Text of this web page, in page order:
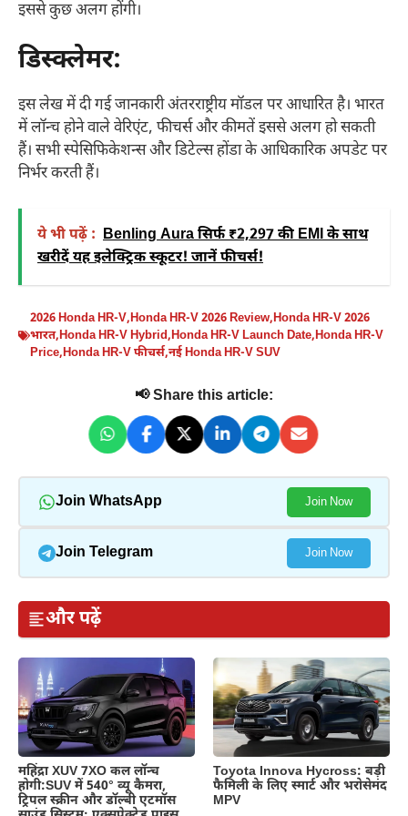
इससे कुछ अलग होंगी।
डिस्क्लेमर:
इस लेख में दी गई जानकारी अंतरराष्ट्रीय मॉडल पर आधारित है। भारत
में लॉन्च होने वाले वेरिएंट, फीचर्स और कीमतें इससे अलग हो सकती
हैं। सभी स्पेसिफिकेशन्स और डिटेल्स होंडा के आधिकारिक अपडेट पर
निर्भर करती हैं।
ये भी पढ़ें : Benling Aura सिर्फ ₹2,297 की EMI के साथ
खरीदें यह इलेक्ट्रिक स्कूटर! जानें फीचर्स!
2026 Honda HR-V,Honda HR-V 2026 Review,Honda HR-V 2026
भारत,Honda HR-V Hybrid,Honda HR-V Launch Date,Honda HR-V
Price,Honda HR-V फीचर्स,नई Honda HR-V SUV
📢 Share this article:
Join WhatsApp Join Now
Join Telegram Join Now
और पढ़ें
महिंद्रा XUV 7XO कल लॉन्च
होगी:SUV में 540° व्यू कैमरा,
ट्रिपल स्क्रीन और डॉल्बी एटमॉस
Toyota Innova Hycross: बड़ी
फैमिली के लिए स्मार्ट और भरोसेमंद
MPV